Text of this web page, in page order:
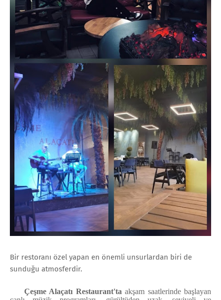
Bir restoranı özel yapan en önemli unsurlardan biri de
sunduğu atmosferdir.
Çeşme Alaçatı Restaurant'taakşam saatlerinde başlayan